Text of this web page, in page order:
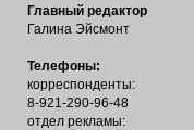
Главный редактор
Галина Эйсмонт
Телефоны:
корреспонденты:
8-921-290-96-48
отдел рекламы: